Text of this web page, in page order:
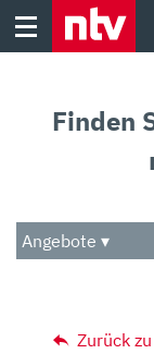
Skip
Audio
Das Beste
Finden
Angebote ▾
Zurück